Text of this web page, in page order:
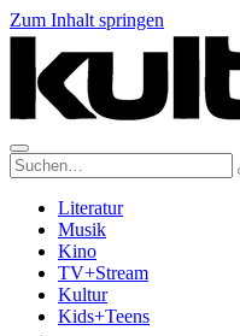
Zum Inhalt springen
Suche:
Literatur
Musik
Kino
TV+Stream
Kultur
Kids+Teens